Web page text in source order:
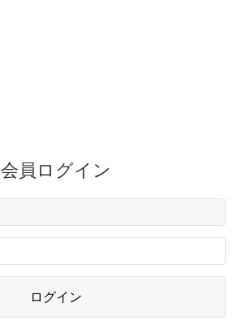
会員ログイン
ログイン